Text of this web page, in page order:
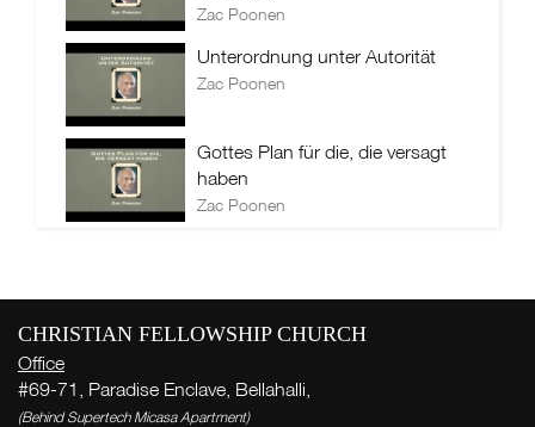
Zac Poonen
Unterordnung unter Autorität
Zac Poonen
Gottes Plan für die, die versagt
haben
Zac Poonen
CHRISTIAN FELLOWSHIP CHURCH
Office
#69-71, Paradise Enclave, Bellahalli,
(Behind Supertech Micasa Apartment)